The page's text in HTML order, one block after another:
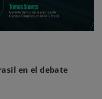
en el debate